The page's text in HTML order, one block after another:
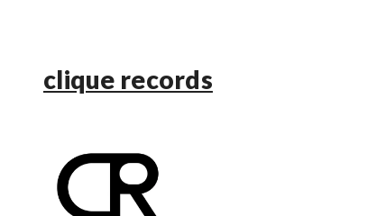
clique records